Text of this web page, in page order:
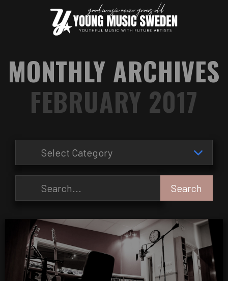
MONTHLY ARCHIVES
FEBRUARY 2017
Search